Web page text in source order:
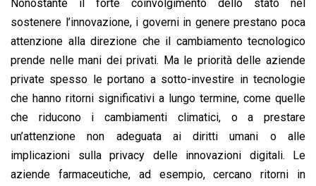
Nonostante il forte coinvolgimento dello stato nel
sostenere l’innovazione, i governi in genere prestano poca
attenzione alla direzione che il cambiamento tecnologico
prende nelle mani dei privati. Ma le priorità delle aziende
private spesso le portano a sotto-investire in tecnologie
che hanno ritorni significativi a lungo termine, come quelle
che riducono i cambiamenti climatici, o a prestare
un’attenzione non adeguata ai diritti umani o alle
implicazioni sulla privacy delle innovazioni digitali. Le
aziende farmaceutiche, ad esempio, cercano ritorni in